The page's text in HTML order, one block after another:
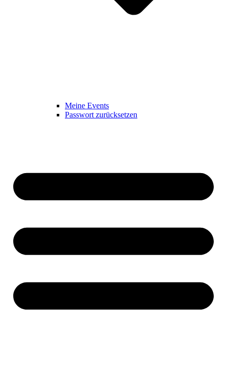
Meine Events
Passwort zurücksetzen